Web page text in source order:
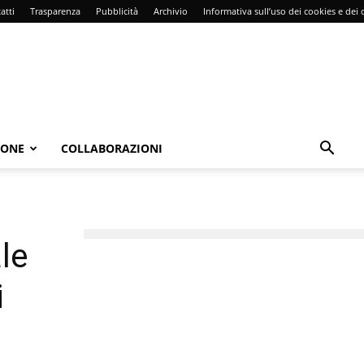
Trasparenza Pubblicità Archivio Informativa sull’uso dei cookies e dei
COLLABORAZIONI